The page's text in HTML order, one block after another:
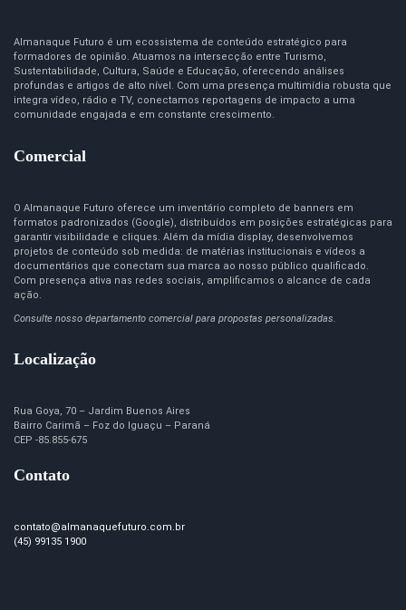
Almanaque Futuro é um ecossistema de conteúdo estratégico para
formadores de opinião. Atuamos na intersecção entre Turismo,
Sustentabilidade, Cultura, Saúde e Educação, oferecendo análises
profundas e artigos de alto nível. Com uma presença multimídia robusta que
integra vídeo, rádio e TV, conectamos reportagens de impacto a uma
comunidade engajada e em constante crescimento.
Comercial
O Almanaque Futuro oferece um inventário completo de banners em
formatos padronizados (Google), distribuídos em posições estratégicas para
garantir visibilidade e cliques. Além da mídia display, desenvolvemos
projetos de conteúdo sob medida: de matérias institucionais e vídeos a
documentários que conectam sua marca ao nosso público qualificado.
Com presença ativa nas redes sociais, amplificamos o alcance de cada
ação.
Consulte nosso departamento comercial para propostas personalizadas.
Localização
Rua Goya, 70 – Jardim Buenos Aires
Bairro Carimã – Foz do Iguaçu – Paraná
CEP -85.855-675
Contato
contato@almanaquefuturo.com.br
(45) 99135 1900